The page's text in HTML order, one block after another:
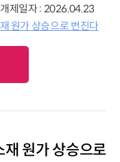
개제일자 : 2026.04.23
원가 상승으로 번진다
원가 상승으로